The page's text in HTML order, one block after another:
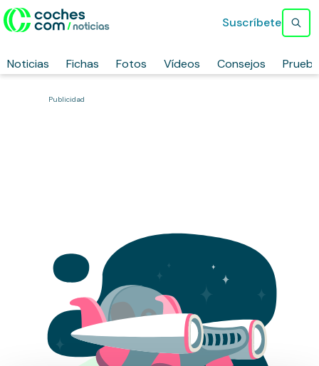
Noticias Fichas Fotos Vídeos Consejos
Suscríbete
Publicidad